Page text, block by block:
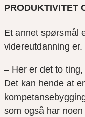
PRODUKTIVITET
Et annet spørsmål
videreutdanning er.
– Her er det to
Det kan hende at
som også har